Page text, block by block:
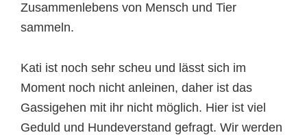
Zusammenlebens von Mensch und Tier
sammeln.
Kati ist noch sehr scheu und lässt sich im
Moment noch nicht anleinen, daher ist das
Gassigehen mit ihr nicht möglich. Hier ist viel
Geduld und Hundeverstand gefragt. Wir werden